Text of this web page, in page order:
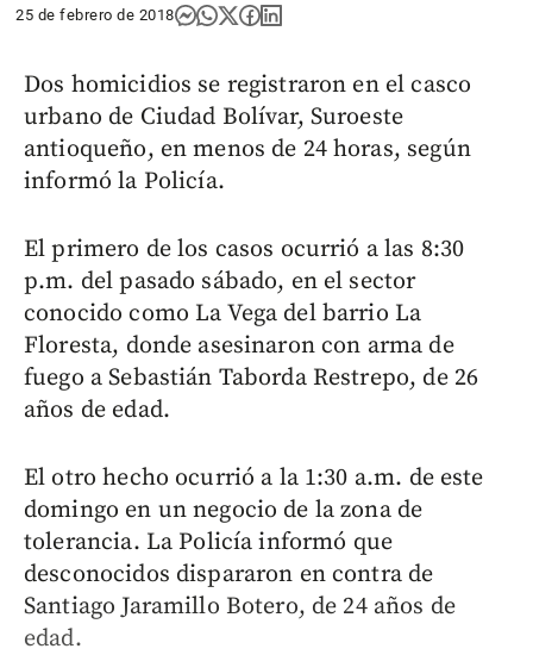
25 de febrero de 2018
Dos homicidios se registraron en el casco
urbano de Ciudad Bolívar, Suroeste
antioqueño, en menos de 24 horas, según
informó la Policía.
El primero de los casos ocurrió a las 8:30
p.m. del pasado sábado, en el sector
conocido como La Vega del barrio La
Floresta, donde asesinaron con arma de
fuego a Sebastián Taborda Restrepo, de 26
años de edad.
El otro hecho ocurrió a la 1:30 a.m. de este
domingo en un negocio de la zona de
tolerancia. La Policía informó que
desconocidos dispararon en contra de
Santiago Jaramillo Botero, de 24 años de
edad.